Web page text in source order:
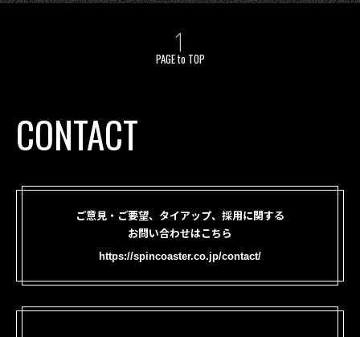
PAGE to TOP
CONTACT
ご意見・ご要望、タイアップ、採用に関する
お問い合わせはこちら
https://spincoaster.co.jp/contact/